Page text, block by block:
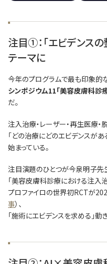
注目①：「エビデンス
テーマに
今年のプログラムで最も印象的
シンポジウム11「美容皮膚科診
だ。
注入治療・レーザー・再生医療・
「どの治療にどのエビデンスが
始まっている。
注目演題のひとつが今泉明子先
「美容皮膚科診療における注入
プロファイロの世界初RCTが
事）、
「施術にエビデンスを求める」動